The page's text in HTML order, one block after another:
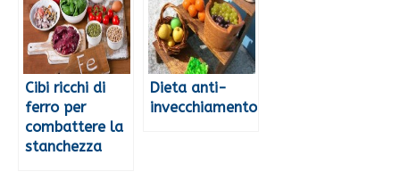
Cibi ricchi di
ferro per
combattere la
stanchezza
Dieta anti-
invecchiamento